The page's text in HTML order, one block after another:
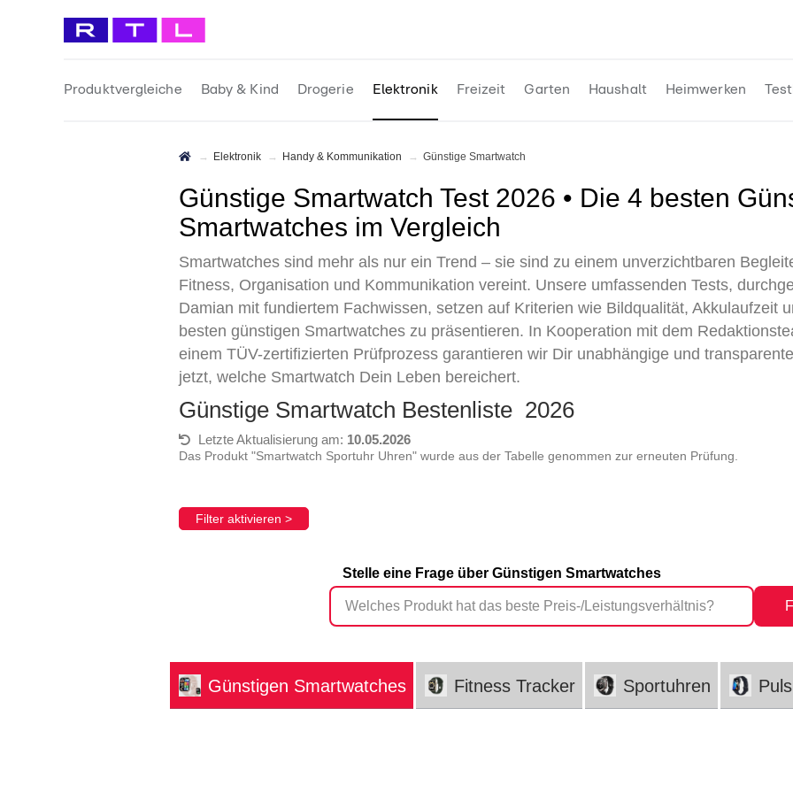
Produktvergleiche Baby & Kind Drogerie Elektronik Freizeit Garten Haushalt Heimwerken
Elektronik Handy & Kommunikation Günstige Smartwatch
Günstige Smartwatch Test 2026 • Die 4 besten Günstigen
Smartwatches im Vergleich
Smartwatches sind mehr als nur ein Trend – sie sind zu einem unverzichtbaren
Fitness, Organisation und Kommunikation vereint. Unsere umfassenden Tests,
Damian mit fundiertem Fachwissen, setzen auf Kriterien wie Bildqualität, Akkulaufzeit
besten günstigen Smartwatches zu präsentieren. In Kooperation mit dem
einem TÜV-zertifizierten Prüfprozess garantieren wir Dir unabhängige und
jetzt, welche Smartwatch Dein Leben bereichert.
Günstige Smartwatch Bestenliste 2026
Letzte Aktualisierung am: 10.05.2026
Das Produkt "Smartwatch Sportuhr Uhren" wurde aus der Tabelle genommen zur erneuten Prüfung.
Filter aktivieren >
Stelle eine Frage über Günstigen Smartwatches
Günstigen Smartwatches Fitness Tracker Sportuhren